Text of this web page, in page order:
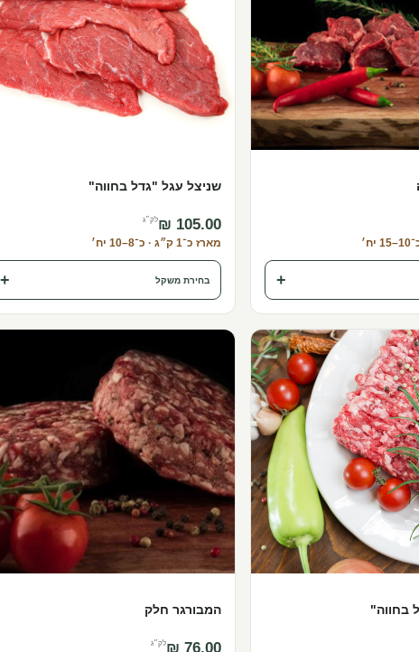
+
שניצל עגל "גדל בחווה"
לק״ג
מארז כ־1 ק״ג · כ־8–10 יח׳
בחירת משקל +
בחווה" המבורגר חלק
לק״ג